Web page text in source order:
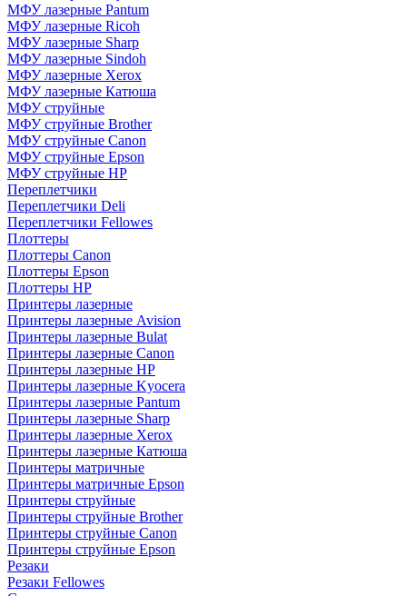
МФУ лазерные Pantum
МФУ лазерные Ricoh
МФУ лазерные Sharp
МФУ лазерные Sindoh
МФУ лазерные Xerox
МФУ лазерные Катюша
МФУ струйные
МФУ струйные Brother
МФУ струйные Canon
МФУ струйные Epson
МФУ струйные HP
Переплетчики
Переплетчики Deli
Переплетчики Fellowes
Плоттеры
Плоттеры Canon
Плоттеры Epson
Плоттеры HP
Принтеры лазерные
Принтеры лазерные Avision
Принтеры лазерные Bulat
Принтеры лазерные Canon
Принтеры лазерные HP
Принтеры лазерные Kyocera
Принтеры лазерные Pantum
Принтеры лазерные Sharp
Принтеры лазерные Xerox
Принтеры лазерные Катюша
Принтеры матричные
Принтеры матричные Epson
Принтеры струйные
Принтеры струйные Brother
Принтеры струйные Canon
Принтеры струйные Epson
Резаки
Резаки Fellowes